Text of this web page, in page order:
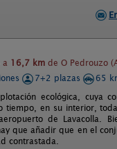
a 16,7 km de O Pedrouzo
7+2 plazas
65
ecológica, cuya
tiempo, en su interior,
de Lavacolla.
que añadir que en el
contrastada.